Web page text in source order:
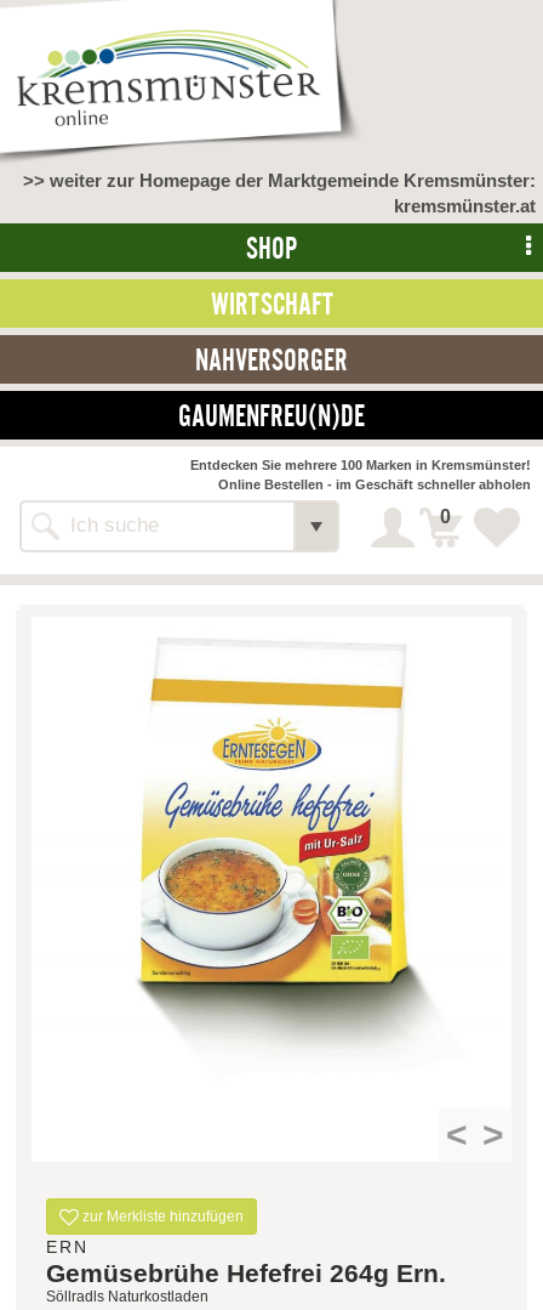
>> weiter zur Homepage der Marktgemeinde Kremsmünster:
kremsmünster.at
SHOP
WIRTSCHAFT
NAHVERSORGER
GAUMENFREU(N)DE
Alle Webseiten
Entdecken Sie mehrere 100 Marken in Kremsmünster!
Online Bestellen - im Geschäft schneller abholen
0
NAHVERSORGER
>> Bauernmarkt << Detail
Bäckerei-Konditorei-Café
Detail
Fleischerei Hüthmayr Detail
Kuglbauer - Familie Bischof
La Toscana Anita Wolf e.U. Detail
Söllradls Naturkostladen Detail
Stiftsgärtnerei Detail
Weinkellerei Stift
Kremsmünster
Detail
Detail
< >
zur Merkliste hinzufügen
ERN
Gemüsebrühe Hefefrei 264g Ern.
Söllradls Naturkostladen